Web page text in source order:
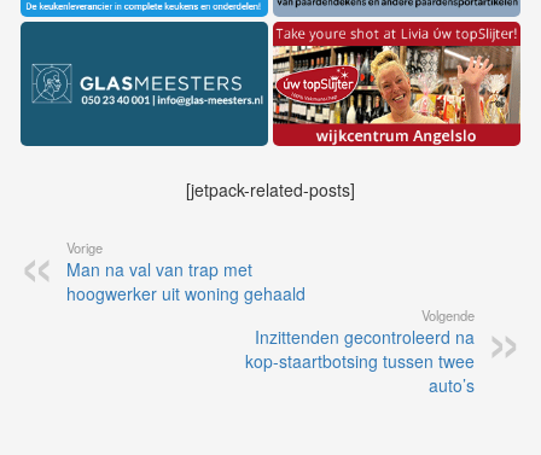
[jetpack-related-posts]
Vorige
Man na val van trap met
hoogwerker uit woning gehaald
Volgende
Inzittenden gecontroleerd na
kop-staartbotsing tussen twee
auto’s